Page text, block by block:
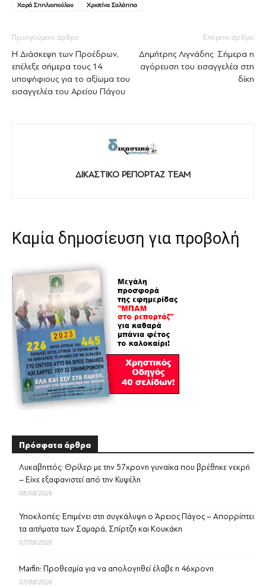
Χαρά Σπηλιοπούλου
Χριστίνα Σαλάππα
Προηγούμενο άρθρο
Η Διάσκεψη των Προέδρων,
επέλεξε σήμερα τους 14
υποψήφιους για το αξίωμα του
εισαγγελέα του Αρείου Πάγου
Επόμενο άρθρο
Δημήτρης Λιγνάδης: Σήμερα η
αγόρευση του εισαγγελέα στη
δίκη
ΔΙΚΑΣΤΙΚΟ ΡΕΠΟΡΤΑΖ TEAM
Καμία δημοσίευση για προβολή
Πρόσφατα άρθρα
Λυκαβηττός: Θρίλερ με την 57χρονη γυναίκα που βρέθηκε νεκρή
– Είχε εξαφανιστεί από την Κυψέλη
08/08/2026
Υποκλοπές: Επιμένει στη συγκάλυψη ο Άρειος Πάγος – Απορρίπτει
τα αιτήματα των Σαμαρά, Σπίρτζη και Κουκάκη
07/08/2026
Marfin: Προθεσμία για να απολογηθεί έλαβε η 46χρονη
07/08/2026